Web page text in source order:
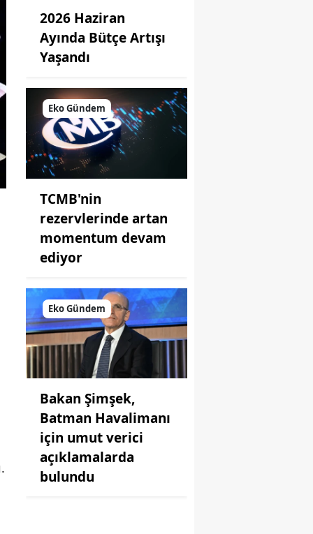
2026 Haziran
Ayında Bütçe Artışı
Yaşandı
Eko Gündem
TCMB'nin
rezervlerinde artan
momentum devam
ediyor
Eko Gündem
Bakan Şimşek,
Batman Havalimanı
için umut verici
açıklamalarda
bulundu